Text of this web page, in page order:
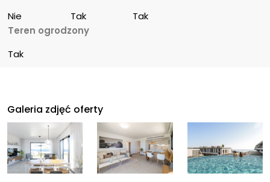
Nie
Tak
Tak
Teren ogrodzony
Tak
Galeria zdjęć oferty